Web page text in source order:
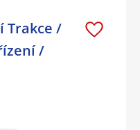
Trakce /
/